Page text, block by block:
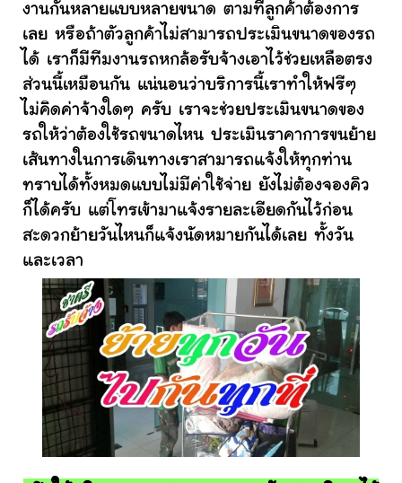
งานกันหลายแบบหลายขนาด ตามที่ลูกค้าต้องการ
เลย หรือถ้าตัวลูกค้าไม่สามารถประเมินขนาดของรถ
ได้ เราก็มีทีมงานรถหกล้อรับจ้างเอาไว้ช่วยเหลือตรง
ส่วนนี้เหมือนกัน แน่นอนว่าบริการนี้เราทำให้ฟรีๆ
ไม่คิดค่าจ้างใดๆ ครับ เราจะช่วยประเมินขนาดของ
รถให้ว่าต้องใช้รถขนาดไหน ประเมินราคาการขนย้าย
เส้นทางในการเดินทางเราสามารถแจ้งให้ทุกท่าน
ทราบได้ทั้งหมดแบบไม่มีค่าใช้จ่าย ยังไม่ต้องจองคิว
ก็ได้ครับ แต่โทรเข้ามาแจ้งรายละเอียดกันไว้ก่อน
สะดวกย้ายวันไหนก็แจ้งนัดหมายกันได้เลย ทั้งวัน
และเวลา